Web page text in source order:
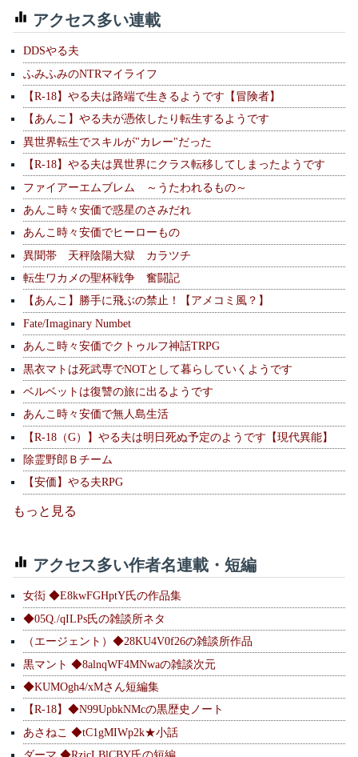
アクセス多い連載
DDSやる夫
ふみふみのNTRマイライフ
【R-18】やる夫は路端で生きるようです【冒険者】
【あんこ】やる夫が憑依したり転生するようです
異世界転生でスキルが"カレー"だった
【R-18】やる夫は異世界にクラス転移してしまったようです
ファイアーエムブレム ～うたわれるもの～
あんこ時々安価で惑星のさみだれ
あんこ時々安価でヒーローもの
異聞帯 天秤陰陽大獄 カラツチ
転生ワカメの聖杯戦争 奮闘記
【あんこ】勝手に飛ぶの禁止！【アメコミ風？】
Fate/Imaginary Numbet
あんこ時々安価でクトゥルフ神話TRPG
黒衣マトは死武専でNOTとして暮らしていくようです
ベルベットは復讐の旅に出るようです
あんこ時々安価で無人島生活
【R-18（G）】やる夫は明日死ぬ予定のようです【現代異能】
除霊野郎Ｂチーム
【安価】やる夫RPG
もっと見る
アクセス多い作者名連載・短編
女衒 ◆E8kwFGHptY氏の作品集
◆05Q./qILPs氏の雑談所ネタ
（エージェント）◆28KU4V0f26の雑談所作品
黒マント ◆8alnqWF4MNwaの雑談次元
◆KUMOgh4/xMさん短編集
【R-18】◆N99UpbkNMcの黒歴史ノート
あさねこ ◆tC1gMIWp2k★小話